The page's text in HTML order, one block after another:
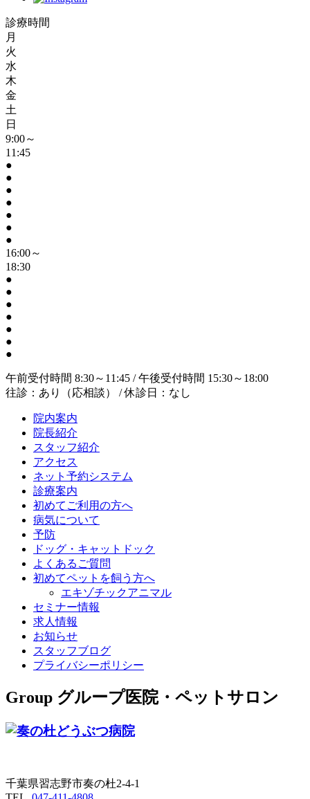
診療時間
月
火
水
木
金
土
日
9:00～
11:45
●
●
●
●
●
●
●
16:00～
18:30
●
●
●
●
●
●
●
午前受付時間 8:30～11:45 / 午後受付時間 15:30～18:00
往診：あり（応相談） / 休診日：なし
院内案内
院長紹介
スタッフ紹介
アクセス
ネット予約システム
診療案内
初めてご利用の方へ
病気について
予防
ドッグ・キャットドック
よくあるご質問
初めてペットを飼う方へ
エキゾチックアニマル
セミナー情報
求人情報
お知らせ
スタッフブログ
プライバシーポリシー
Group グループ医院・ペットサロン
千葉県習志野市奏の杜2-4-1